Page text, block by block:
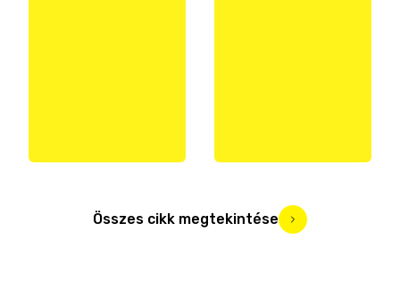
Összes cikk megtekintése